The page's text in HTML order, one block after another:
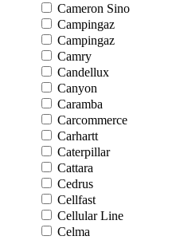
Cameron Sino
Campingaz
Campingaz
Camry
Candellux
Canyon
Caramba
Carcommerce
Carhartt
Caterpillar
Cattara
Cedrus
Cellfast
Cellular Line
Celma